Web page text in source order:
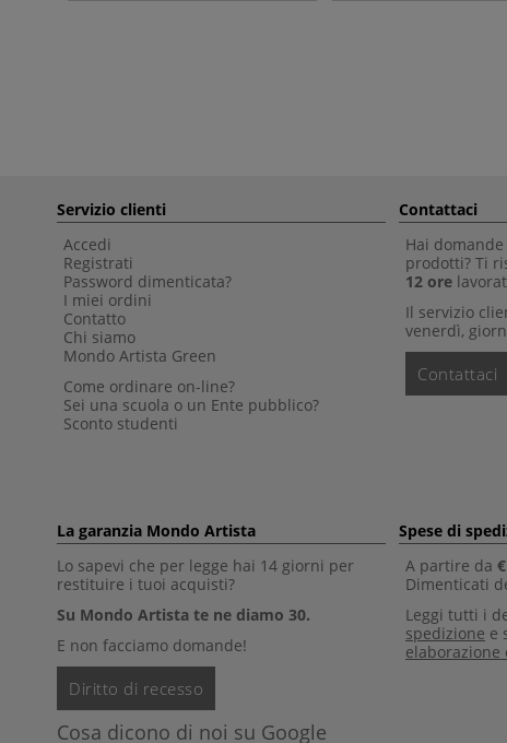
Servizio clienti
Accedi
Registrati
Password dimenticata?
I miei ordini
Contatto
Chi siamo
Mondo Artista Green
Come ordinare on-line?
Sei una scuola o un Ente pubblico?
Sconto studenti
Contattaci
Hai
prodotti? Ti
12 ore
Il servizio
venerdì,
Contattaci
La garanzia Mondo Artista
Lo sapevi che per legge hai 14 giorni per
restituire i tuoi acquisti?
Su Mondo Artista te ne diamo 30.
E non facciamo domande!
Diritto di recesso
Cosa dicono di noi su Google
Spese di
A partire da
Dimenticati
Leggi tutti i
spedizione e
elaborazione